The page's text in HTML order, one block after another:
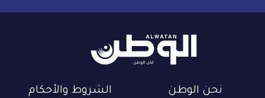
نحن الوطن الشروط والأحكام